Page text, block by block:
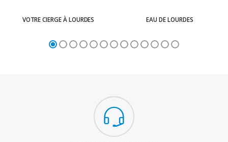
VOTRE CIERGE À LOURDES EAU DE LOURDES